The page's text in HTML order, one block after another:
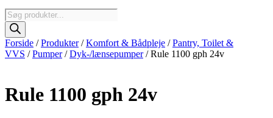
Products
search
Forside /Produkter/Komfort & Bådpleje /Pantry, Toilet &
VVS /Pumper/Dyk-/lænsepumper/ Rule 1100 gph 24v
Rule 1100 gph 24v